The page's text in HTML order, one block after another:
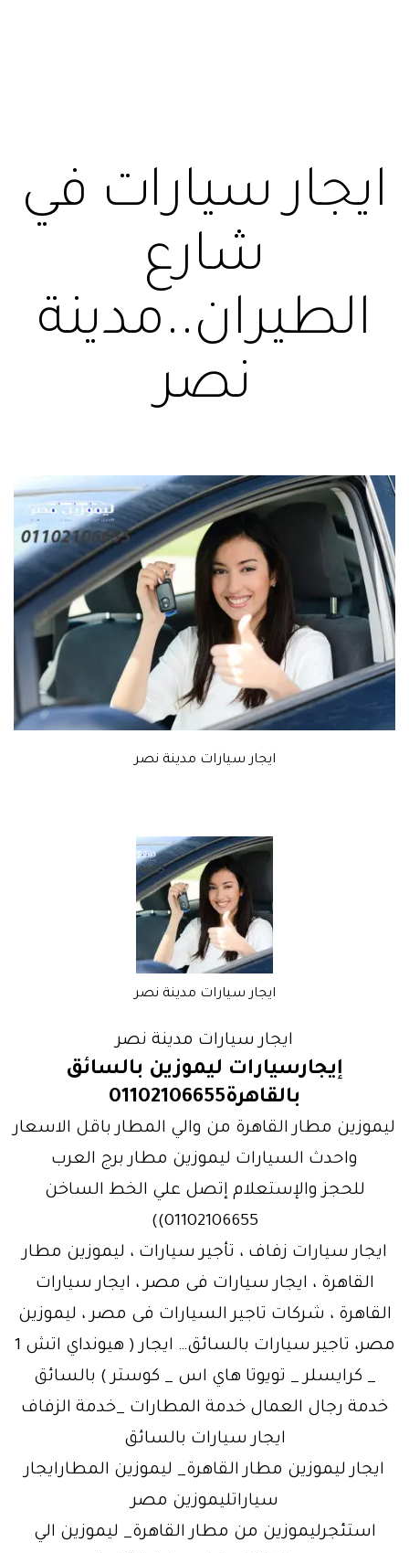
ايجار سيارات في
شارع
الطيران..مدينة
نصر
ايجار سيارات مدينة نصر
ايجار سيارات مدينة نصر
ايجار سيارات مدينة نصر
إيجارسيارات ليموزين بالسائق
بالقاهرة01102106655
ليموزين مطار القاهرة من والي المطار باقل الاسعار
واحدث السيارات ليموزين مطار برج العرب
للحجز والإستعلام إتصل علي الخط الساخن
01102106655))
ايجار سيارات زفاف ، تأجير سيارات ، ليموزين مطار
القاهرة ، ايجار سيارات فى مصر ، ايجار سيارات
القاهرة ، شركات تاجير السيارات فى مصر ، ليموزين
مصر، تاجير سيارات بالسائق… ايجار ( هيونداي اتش 1
_ كرايسلر _ تويوتا هاي اس _ كوستر ) بالسائق
خدمة رجال العمال خدمة المطارات _خدمة الزفاف
ايجار سيارات بالسائق
ايجار ليموزين مطار القاهرة_ ليموزين المطارايجار
سياراتليموزين مصر
استئجرليموزين من مطار القاهرة_ ليموزين الي